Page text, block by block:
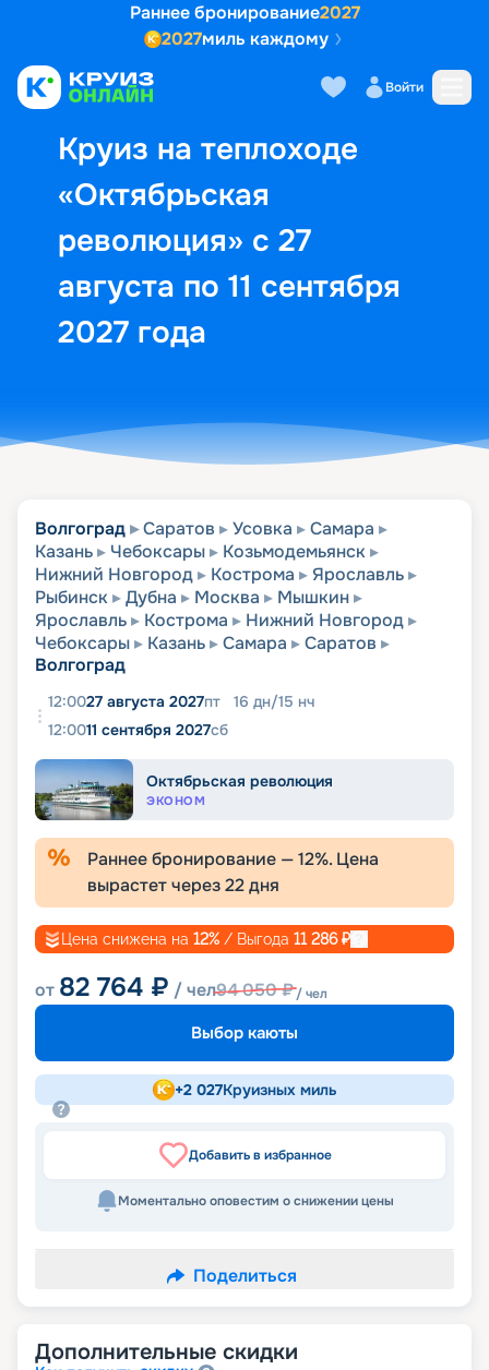
Раннее бронирование2027
2027миль каждому
Войти
Круиз на теплоходе
«Октябрьская
революция» с 27
августа по 11 сентября
2027 года
Выбор кают Маршрут и
Волгоград Саратов Усовка
Самара
Казань
Чебоксары
Козьмодемьянск
Нижний Новгород
Кострома
Ярославль
Рыбинск
Дубна Москва
Мышкин
Ярославль
Кострома
Нижний Новгород
Чебоксары
Казань Самара
Саратов
Волгоград
12:0027 августа 2027пт 16 дн/15 нч
12:0011 сентября 2027сб
Октябрьская революция
ЭКОНОМ
Раннее бронирование —12%. Цена
вырастет через22дня
Цена снижена на 12% / Выгода 11 286₽
от 82 764 ₽ / чел94 050₽/ чел
Выбор каюты
+2 027Круизных миль
Добавить в избранное
Моментально оповестим о снижении цены
Поделиться
Дополнительные скидки